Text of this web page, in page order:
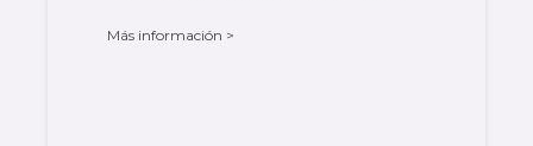
Más información >